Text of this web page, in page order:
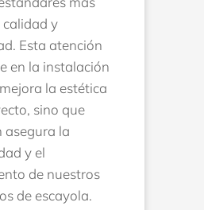
calidad y
Esta atención
en la instalación
la estética
sino que
asegura la
y el
de nuestros
de escayola.